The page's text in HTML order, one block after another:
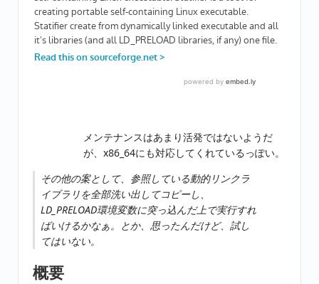
メンテナンスはあまり活発ではないようだ
が、x86_64にも対応してくれているっぽい。
その他の案として、参照している動的リンクラ
イブラリを全部洗い出してコピーし、
LD_PRELOAD環境変数に突っ込んだ上で実行すれ
ばいけるかなぁ。とか、思ったんだけど、試し
てはいない。
概要